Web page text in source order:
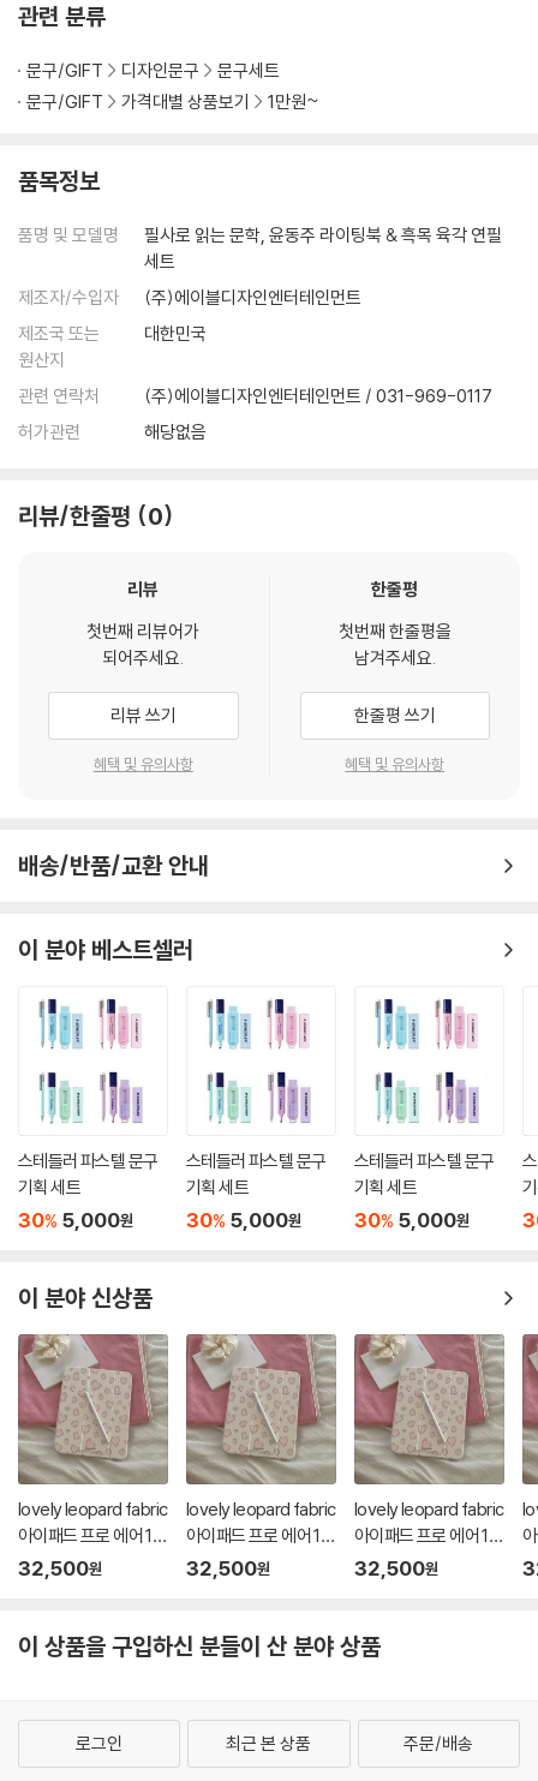
관련 분류
문구/GIFT 디자인문구
문구세트
문구/GIFT
가격대별 상품보기 1만원~
품목정보
품명 및 모델명
필사로 읽는 문학, 윤동주 라이팅북 & 흑목 육각 연필
세트
제조자/수입자
(주)에이블디자인엔터테인먼트
제조국 또는
원산지
대한민국
관련 연락처
(주)에이블디자인엔터테인먼트 / 031-969-0117
허가관련
해당없음
리뷰/한줄평 0
리뷰
첫번째 리뷰어가
되어주세요.
리뷰 쓰기
혜택 및 유의사항
한줄평
첫번째 한줄평을
남겨주세요.
한줄평 쓰기
혜택 및 유의사항
배송/반품/교환 안내
이 분야 베스트셀러
스테들러 파스텔 문구
기획 세트
30% 5,000원
스테들러 파스텔 문구
기획 세트
30% 5,000원
스테들러 파스텔 문구
기획 세트
30% 5,000원
이 분야 신상품
lovely leopard fabric
아이패드 프로 에어 13
11 투명 분리 커버 케이
32,500원
lovely leopard fabric
아이패드 프로 에어 13
11 투명 분리 커버 케이
32,500원
lovely leopard fabric
아이패드 프로 에어 13
11 투명 분리 커버 케이
32,500원
이 상품을 구입하신 분들이 산 분야 상품
로그인 최근 본 상품 주문/배송